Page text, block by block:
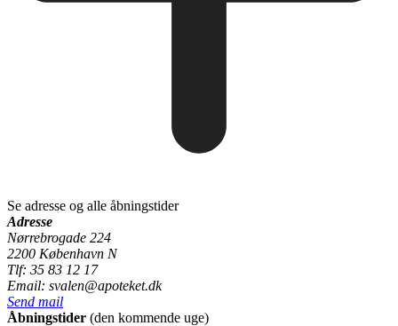
Se adresse og alle åbningstider
Adresse
Nørrebrogade 224
2200 København N
Tlf: 35 83 12 17
Email: svalen@apoteket.dk
Send mail
Åbningstider (den kommende uge)